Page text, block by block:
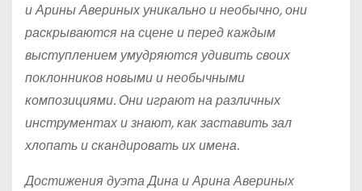
и Арины Авериных уникально и необычно, они
раскрываются на сцене и перед каждым
выступлением умудряются удивить своих
поклонников новыми и необычными
композициями. Они играют на различных
инструментах и знают, как заставить зал
хлопать и скандировать их имена.
Достижения дуэта Дина и Арина Авериных